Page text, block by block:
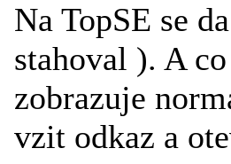
Na TopSE se
stahoval ). A
zobrazuje
vzit odkaz a